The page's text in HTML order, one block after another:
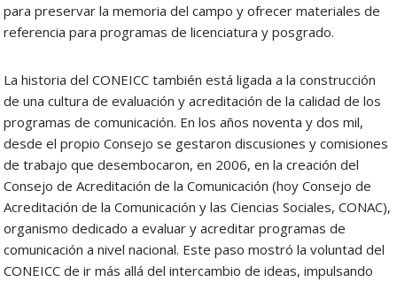
para preservar la memoria del campo y ofrecer materiales de
referencia para programas de licenciatura y posgrado.
La historia del CONEICC también está ligada a la construcción
de una cultura de evaluación y acreditación de la calidad de los
programas de comunicación. En los años noventa y dos mil,
desde el propio Consejo se gestaron discusiones y comisiones
de trabajo que desembocaron, en 2006, en la creación del
Consejo de Acreditación de la Comunicación (hoy Consejo de
Acreditación de la Comunicación y las Ciencias Sociales, CONAC),
organismo dedicado a evaluar y acreditar programas de
comunicación a nivel nacional. Este paso mostró la voluntad del
CONEICC de ir más allá del intercambio de ideas, impulsando